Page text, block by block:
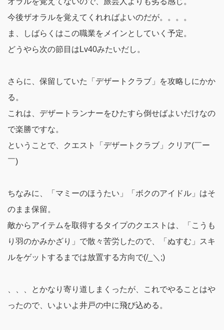
今後ザオラルを覚えてくれればよいのだが。。。。
ま、しばらくはこの職業をメインとしていく予定。
どうやら次の節目はLv40みたいだし。
さらに、保留していた「デザートクラブ」を攻略しにかか
る。
これは、デザートランナーをひたすら倒せばよいだけなの
で楽勝ですな。
ということで、
クエスト「デザートクラブ」クリア(￣ー
￣)
ちなみに、「マミーのほうたい」「ボクのアイドル」はそ
のまま保留。
敵からアイテムを取得するタイプのクエストは、「こうも
り羽のかみかざり」で散々苦労したので、「ぬすむ」スキ
ルをゲットするまでは放置する方向で(/_＼;)
、、、とかなり寄り道しまくったが、これでやることはや
ったので、いよいよ井戸の中に飛び込める。